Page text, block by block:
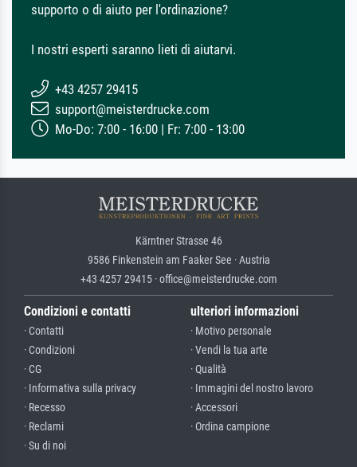
supporto o di aiuto per l'ordinazione?
I nostri esperti saranno lieti di aiutarvi.
+43 4257 29415
support@meisterdrucke.com
Mo-Do: 7:00 - 16:00 | Fr: 7:00 - 13:00
Kärntner Strasse 46
9586 Finkenstein am Faaker See · Austria
+43 4257 29415 · office@meisterdrucke.com
Condizioni e contatti
· Contatti
· Condizioni
· CG
· Informativa sulla privacy
· Recesso
· Reclami
· Su di noi
ulteriori informazioni
· Motivo personale
· Vendi la tua arte
· Qualità
· Immagini del nostro lavoro
· Accessori
· Ordina campione